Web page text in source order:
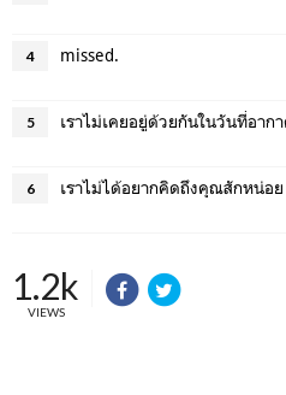
4 missed.
5 เราไม่เคยอยู่ด้วยกันในวันที่อาก
6 เราไม่ได้อยากคิดถึงคุณสักหน่อย
1.2k
VIEWS